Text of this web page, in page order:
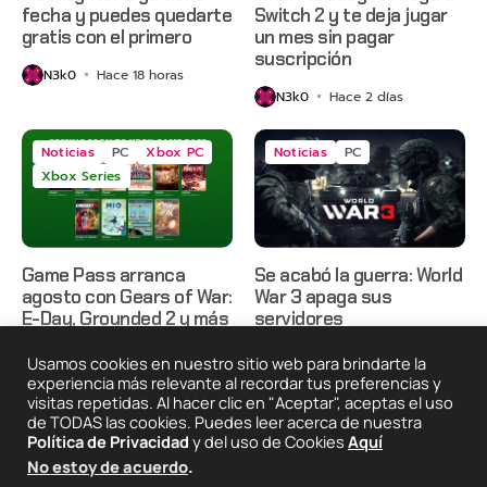
fecha y puedes quedarte
gratis con el primero
N3k0 Hace 18 horas
Switch 2 y te deja jugar
un mes sin pagar
suscripción
N3k0 Hace 2 días
Noticias PC
Xbox PC
Xbox Series
Game Pass arranca
agosto con Gears of War:
E-Day, Grounded 2 y más
N3k0 Hace 2 días
Noticias PC
Se acabó la guerra: World
War 3 apaga sus
servidores
N3k0 Hace 3 días
2025 © Degeneraciónx.com | Anime, Games & Nothing
Else
Quiénes
Condiciones De
Usamos cookies en nuestro sitio web para brindarte la
experiencia más relevante al recordar tus preferencias y
visitas repetidas. Al hacer clic en "Aceptar", aceptas el uso
de TODAS las cookies. Puedes leer acerca de nuestra
Política de Privacidad y del uso de Cookies Aquí
No estoy de acuerdo.